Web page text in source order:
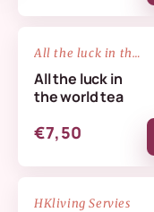
All the luck in the world
All the luck in
the world tea
€7,50
NIEUW
HKliving Servies